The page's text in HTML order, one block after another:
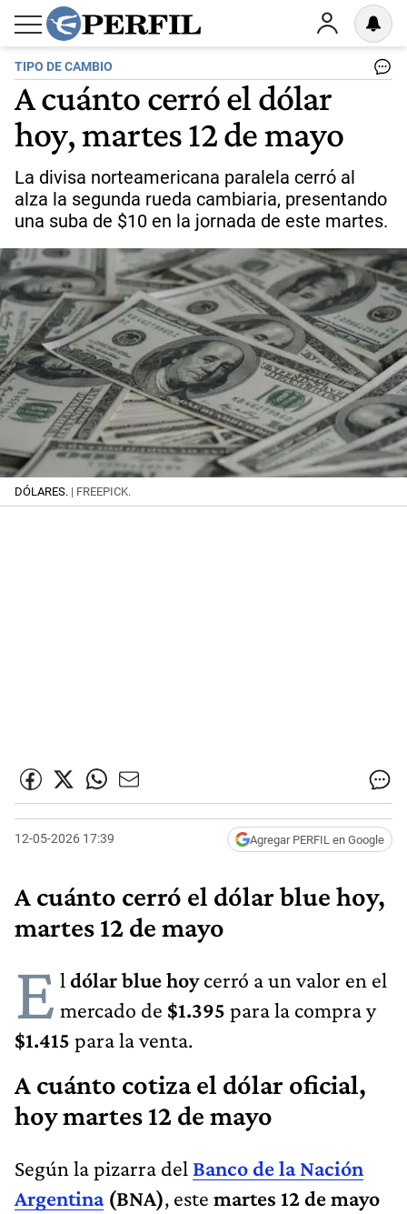
TIPO DE CAMBIO
A cuánto cerró el dólar
hoy, martes 12 de mayo
La divisa norteamericana paralela cerró al
alza la segunda rueda cambiaria, presentando
una suba de $10 en la jornada de este martes.
DÓLARES. | FREEPICK.
12-05-2026 17:39 Agregar PERFIL en Google
A cuánto cerró el dólar blue hoy,
martes 12 de mayo
E l dólar blue hoycerró a un valor en el
mercado de $1.395 para la compra y
$1.415 para la venta.
A cuánto cotiza el dólar oficial,
hoy martes 12 de mayo
Según la pizarra del Banco de la Nación
Argentina(BNA), este martes 12 de mayo